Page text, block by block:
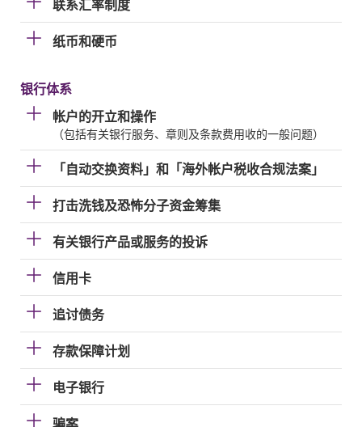
联系汇率制度
纸币和硬币
银行体系
帐户的开立和操作
（包括有关银行服务、章则及条款费用收的一般问题）
「自动交换资料」和「海外帐户税收合规法案」
打击洗钱及恐怖分子资金筹集
有关银行产品或服务的投诉
信用卡
追讨债务
存款保障计划
电子银行
骗案